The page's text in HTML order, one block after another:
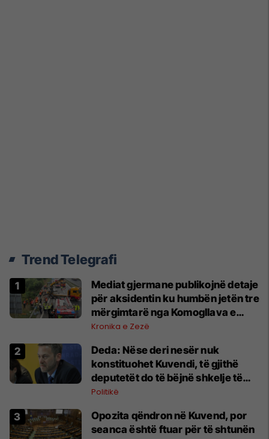
Trend Telegrafi
Mediat gjermane publikojnë detaje
për aksidentin ku humbën jetën tre
mërgimtarë nga Komogllava e
Ferizajt
Kronika e Zezë
Deda: Nëse deri nesër nuk
konstituohet Kuvendi, të gjithë
deputetët do të bëjnë shkelje të
rëndë kushtetuese
Politikë
Opozita qëndron në Kuvend, por
seanca është ftuar për të shtunën